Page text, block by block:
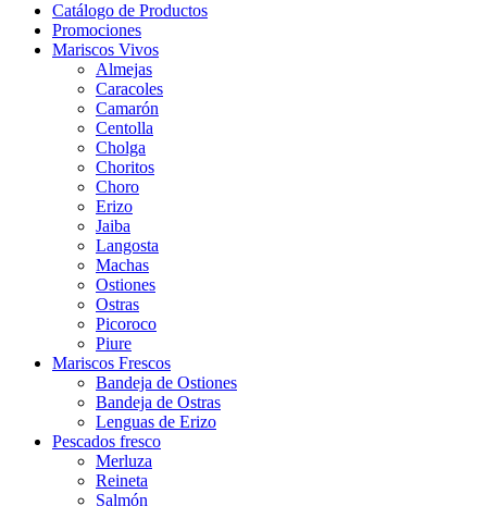
Catálogo de Productos
Promociones
Mariscos Vivos
Almejas
Caracoles
Camarón
Centolla
Cholga
Choritos
Choro
Erizo
Jaiba
Langosta
Machas
Ostiones
Ostras
Picoroco
Piure
Mariscos Frescos
Bandeja de Ostiones
Bandeja de Ostras
Lenguas de Erizo
Pescados fresco
Merluza
Reineta
Salmón